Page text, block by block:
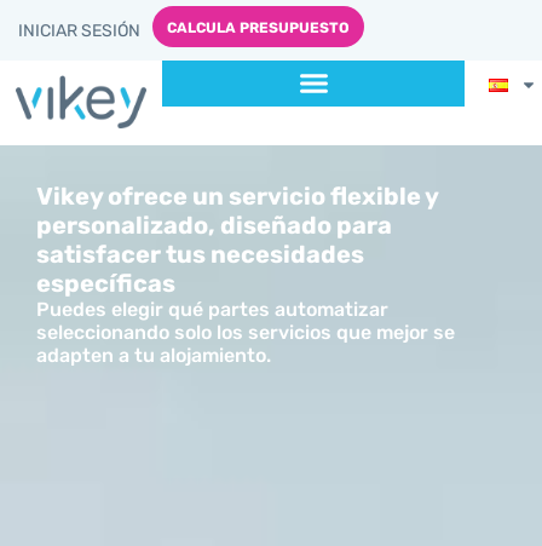
INICIAR SESIÓN CALCULA PRESUPUESTO
Vikey ofrece un servicio flexible y
personalizado, diseñado para
satisfacer tus necesidades
específicas
Puedes elegir qué partes automatizar
seleccionando solo los servicios que mejor se
adapten a tu alojamiento.